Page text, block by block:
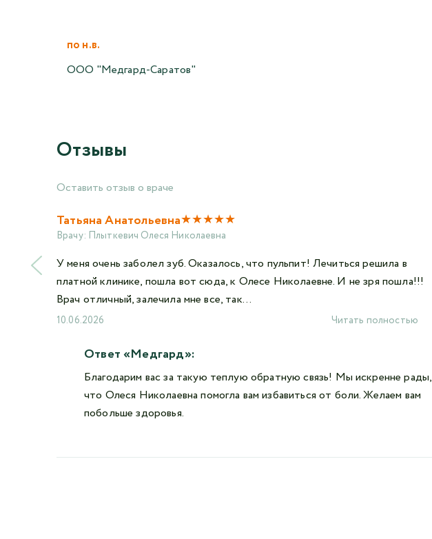
по н.в.
ООО "Медгард-Саратов"
Отзывы
Оставить отзыв о враче
Татьяна Анатольевна★★★★★
Врачу: Плыткевич Олеся Николаевна
У меня очень заболел зуб. Оказалось, что пульпит! Лечиться решила в
платной клинике, пошла вот сюда, к Олесе Николаевне. И не зря пошла!!!
Врач отличный, залечила мне все, так...
10.06.2026 Читать полностью
Ответ «Медгард»:
Благодарим вас за такую теплую обратную связь! Мы искренне рады,
что Олеся Николаевна помогла вам избавиться от боли. Желаем вам
побольше здоровья.